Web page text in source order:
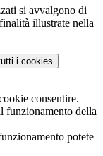
si avvalgono di
illustrate nella
i cookies
consentire.
funzionamento della
potete